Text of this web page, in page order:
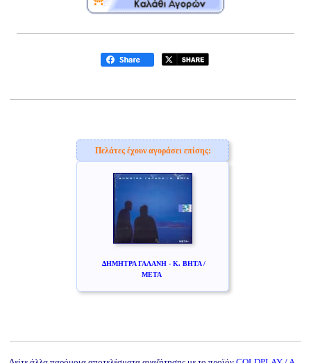
Πελάτες έχουν αγοράσει επίσης:
ΔΗΜΗΤΡΑ ΓΑΛΑΝΗ - Κ. ΒΗΤΑ /
ΜΕΤΑ